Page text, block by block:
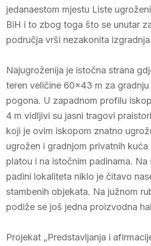
jedanaestom mjestu Liste
BiH i to zbog toga što se unutar
područja vrši nezakonita
Najugroženija je istočna strana
teren veličine 60×43 m za
pogona. U zapadnom profilu
4 m vidljivi su jasni tragovi
koji je ovim iskopom znatno
ugrožen i gradnjom privatnih kuća
platou i na istočnim padinama.
padini lokaliteta niklo je čitavo
stambenih objekata. Na južnom
podiže se još jedna proizvodna
Projekat „Predstavljanja i